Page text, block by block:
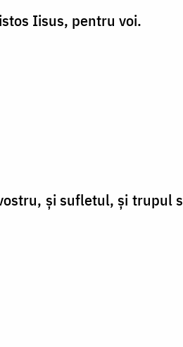
Iisus, pentru voi.
şi sufletul, şi trupul